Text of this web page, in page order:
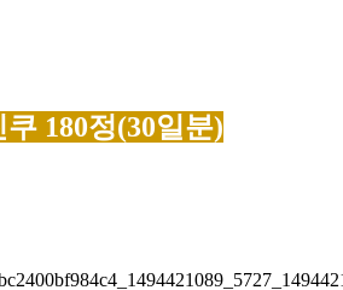
쿠 180정(30일분)